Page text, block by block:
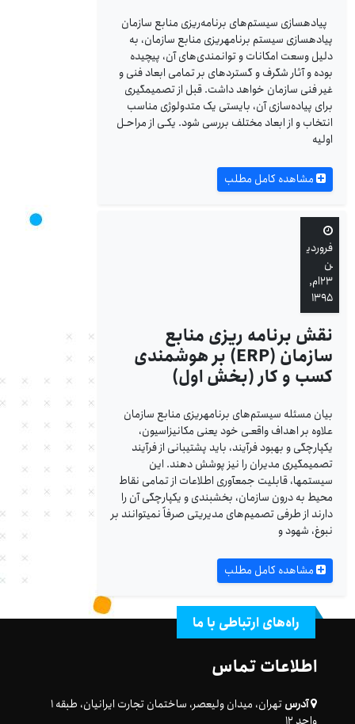
پیاده‎سازی سیستم‌های برنامه‌ریزی منابع سازمان
پیاده‎سازی سیستم برنامه‎ریزی منابع سازمان، به
دلیل وسعت امکانات و توانمندی‌های آن، پیچیده
بوده و آثار شگرف و گسترده‎ای بر تمامی ابعاد فنی و
غیر فنی سازمان خواهد داشت. قبل از تصمیم‎گیری
برای پیاده‌سازی آن، بایستی یک متدولوژی مناسب
انتخاب و از ابعاد مختلف بررسی شود. یکـی از مراحـل
اولیه
مشاهده کامل مطلب
فروردی
ن
۲۳ام,
۱۳۹۵
نقش برنامه ریزی منابع
سازمان (ERP) بر هوشمندی
کسب و کار (بخش اول)
بیان مسئله سیستم‌های برنامه‎ریزی منابع سازمان
علاوه بر اهداف واقعـی خود یعنی مکانیزاسیون،
یکپارچگی و بهبود فرآیند، باید پشتیبانی از فرآیند
تصمیم‎گیری مدیران را نیز پوشش دهند. این
سیستم‎ها، قابلیت جمع‎آوری اطلاعات از تمامی نقاط
محیط به درون سازمان، بخش‎بندی و یکپارچگی آن را
دارند از طرفی تصمیم‌های مدیریتی صرفاً نمی‎توانند بر
نبوغ، شهود و
مشاهده کامل مطلب
راه‌های ارتباطی با ما
اطلاعات تماس
آدرس
تهران، میدان ولیعصر، ساختمان تجارت ایرانیان، طبقه ۱